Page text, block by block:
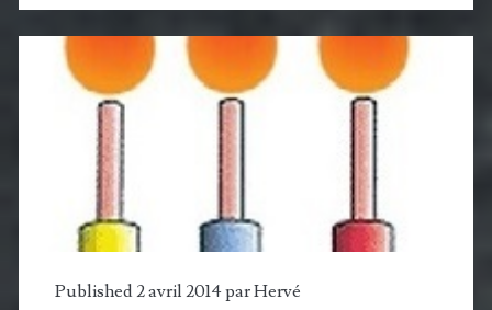
futur
domotique
Published 2 avril 2014 parHervé